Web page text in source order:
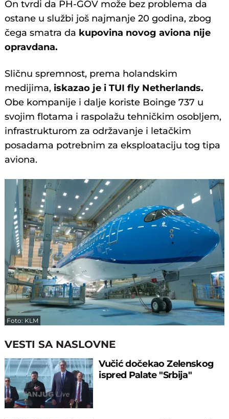
On tvrdi da PH-GOV može bez problema da
ostane u službi još najmanje 20 godina, zbog
čega smatra da kupovina novog aviona nije
opravdana.
Sličnu spremnost, prema holandskim
medijima, iskazao je i TUI fly Netherlands.
Obe kompanije i dalje koriste Boinge 737 u
svojim flotama i raspolažu tehničkim osobljem,
infrastrukturom za održavanje i letačkim
posadama potrebnim za eksploataciju tog tipa
aviona.
Foto: KLM
VESTI SA NASLOVNE
Vučić dočekao Zelenskog
ispred Palate "Srbija"